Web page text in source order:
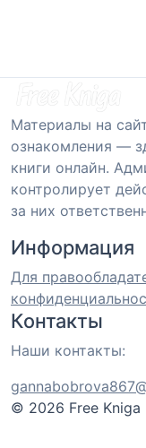
Материалы на
ознакомления —
книги онлайн.
контролирует
за них
Информация
Для
Контакты
Наши контакты:
© 2026 Free Kniga